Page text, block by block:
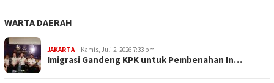
WARTA DAERAH
JAKARTA Kamis, Juli 2, 2026 7:33 pm
Imigrasi Gandeng KPK untuk Pembenahan In…